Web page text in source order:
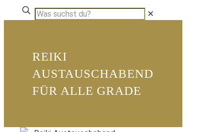
✕
REIKI
AUSTAUSCHABEND
FÜR ALLE GRADE